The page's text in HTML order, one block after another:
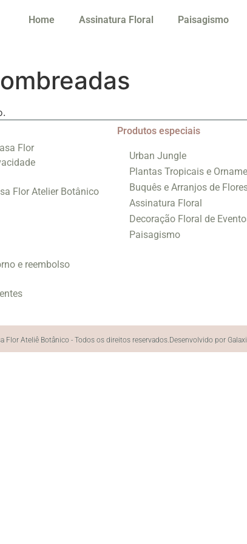
Home Assinatura Floral Paisagismo
Flor
Flor Atelier Botânico
e reembolso
Produtos especiais
Urban Jungle
Plantas Tropicais e
Buquês e Arranjos de
Assinatura Floral
Decoração Floral de
Paisagismo
Flor Ateliê Botânico - Todos os direitos reservados.Desenvolvido por